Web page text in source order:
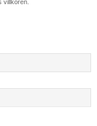
villkoren.